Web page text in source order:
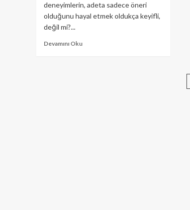
deneyimlerin, adeta sadece öneri
olduğunu hayal etmek oldukça keyifli,
değil mi?...
Devamını Oku